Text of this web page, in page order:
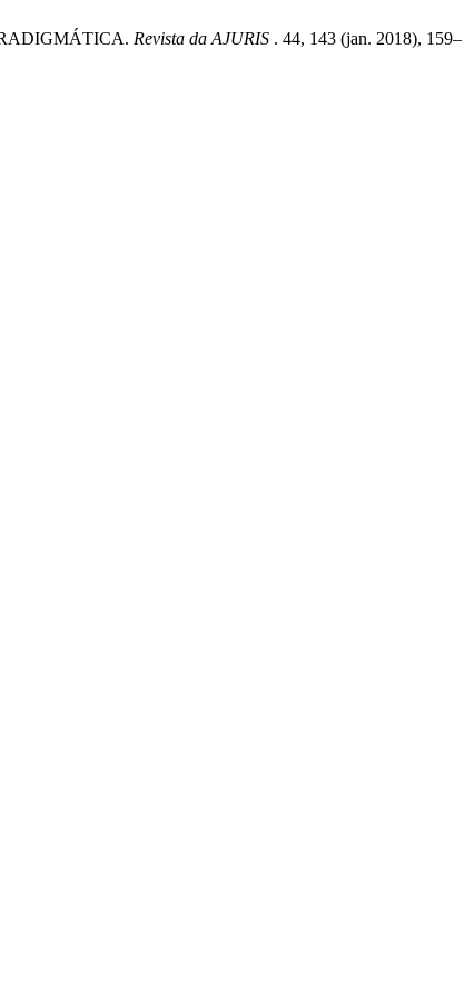
Revista da AJURIS . 44, 143 (jan. 2018), 159–